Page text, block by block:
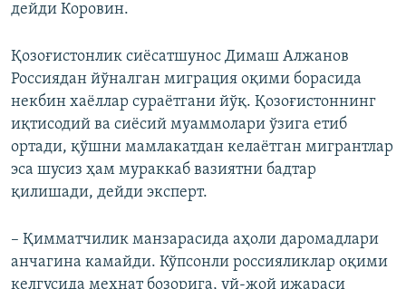
дейди Коровин.
Қозоғистонлик сиёсатшунос Димаш Алжанов
Россиядан йўналган миграция оқими борасида
некбин хаёллар сураётгани йўқ. Қозоғистоннинг
иқтисодий ва сиёсий муаммолари ўзига етиб
ортади, қўшни мамлакатдан келаётган мигрантлар
эса шусиз ҳам мураккаб вазиятни бадтар
қилишади, дейди эксперт.
– Қимматчилик манзарасида аҳоли даромадлари
анчагина камайди. Кўпсонли россияликлар оқими
келгусида меҳнат бозорига, уй-жой ижараси